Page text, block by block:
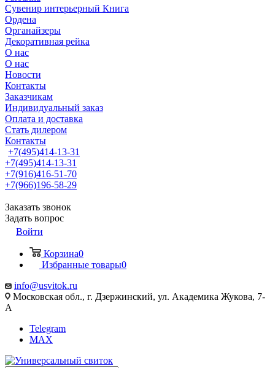
Сувенир интерьерный Книга
Ордена
Органайзеры
Декоративная рейка
О нас
О нас
Новости
Контакты
Заказчикам
Индивидуальный заказ
Оплата и доставка
Стать дилером
Контакты
+7(495)414-13-31
+7(495)414-13-31
+7(916)416-51-70
+7(966)196-58-29
Заказать звонок
Задать вопрос
Войти
Корзина0
Избранные товары0
info@usvitok.ru
Московская обл., г. Дзержинский, ул. Академика Жукова, 7-
А
Telegram
MAX